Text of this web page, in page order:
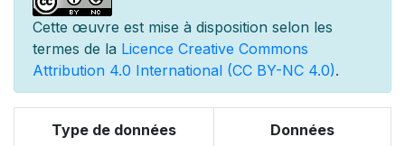
Cette œuvre est mise à disposition selon les
termes de la Licence Creative Commons
Attribution 4.0 International (CC BY-NC 4.0).
Type de données Données